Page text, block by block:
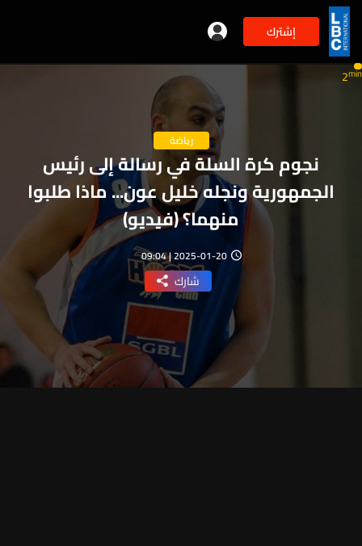
إشترك
رياضة
نجوم كرة السلة في رسالة إلى رئيس
الجمهورية ونجله خليل عون... ماذا طلبوا
منهما؟ (فيديو)
2025-01-20 | 09:04
شارك
2min